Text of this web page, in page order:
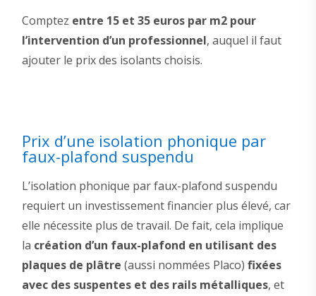
Comptez entre 15 et 35 euros par m2 pour
l’intervention d’un professionnel, auquel il faut
ajouter le prix des isolants choisis.
Prix d’une isolation phonique par
faux-plafond suspendu
L’isolation phonique par faux-plafond suspendu
requiert un investissement financier plus élevé, car
elle nécessite plus de travail. De fait, cela implique
la création d’un faux-plafond en utilisant des
plaques de plâtre (aussi nommées Placo) fixées
avec des suspentes et des rails métalliques, et